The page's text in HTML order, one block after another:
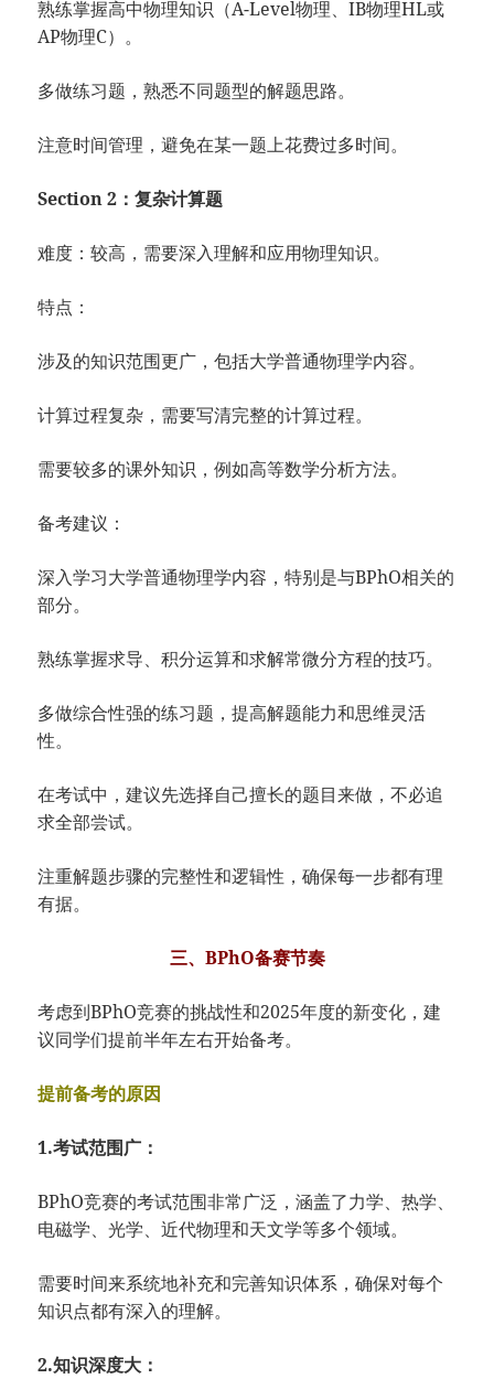
熟练掌握高中物理知识（A-Level物理、IB物理HL或
AP物理C）。
多做练习题，熟悉不同题型的解题思路。
注意时间管理，避免在某一题上花费过多时间。
Section 2：复杂计算题
难度：较高，需要深入理解和应用物理知识。
特点：
涉及的知识范围更广，包括大学普通物理学内容。
计算过程复杂，需要写清完整的计算过程。
需要较多的课外知识，例如高等数学分析方法。
备考建议：
深入学习大学普通物理学内容，特别是与BPhO相关的
部分。
熟练掌握求导、积分运算和求解常微分方程的技巧。
多做综合性强的练习题，提高解题能力和思维灵活
性。
在考试中，建议先选择自己擅长的题目来做，不必追
求全部尝试。
注重解题步骤的完整性和逻辑性，确保每一步都有理
有据。
三、BPhO备赛节奏
考虑到BPhO竞赛的挑战性和2025年度的新变化 ，建
议同学们提前半年左右开始备考。
提前备考的原因
1.考试范围广：
BPhO竞赛的考试范围非常广泛，涵盖了力学、热学、
电磁学、光学、近代物理和天文学等多个领域。
需要时间来系统地补充和完善知识体系，确保对每个
知识点都有深入的理解。
2.知识深度大：